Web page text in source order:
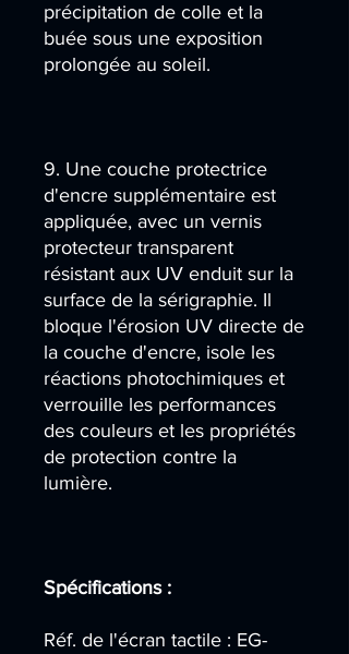
précipitation de colle et la
buée sous une exposition
prolongée au soleil.
9. Une couche protectrice
d'encre supplémentaire est
appliquée, avec un vernis
protecteur transparent
résistant aux UV enduit sur la
surface de la sérigraphie. Il
bloque l'érosion UV directe de
la couche d'encre, isole les
réactions photochimiques et
verrouille les performances
des couleurs et les propriétés
de protection contre la
lumière.
Spécifications :
Réf. de l'écran tactile : EG-